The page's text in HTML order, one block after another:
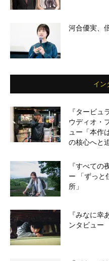
河合優実、
イン
『タービュ
ウディオ・
ュー「本作
の核心へと
『すべての
ー 「ずっと
所」
『みなに幸
ンタビュー